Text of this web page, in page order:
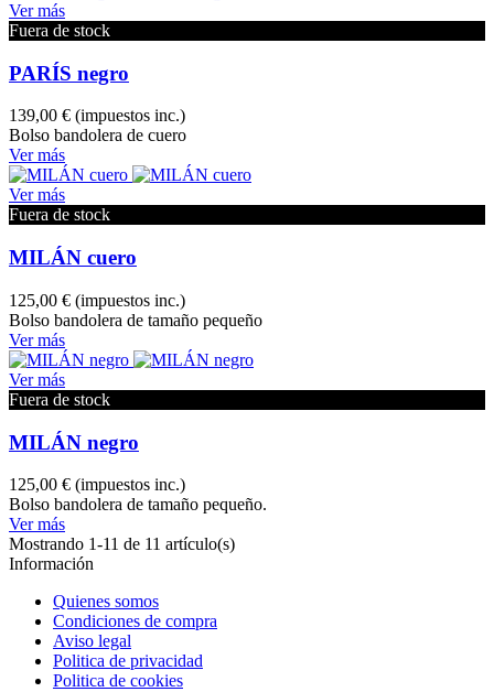
Ver más
Fuera de stock
PARÍS negro
139,00 € (impuestos inc.)
Bolso bandolera de cuero
Ver más
Ver más
Fuera de stock
MILÁN cuero
125,00 € (impuestos inc.)
Bolso bandolera de tamaño pequeño
Ver más
Ver más
Fuera de stock
MILÁN negro
125,00 € (impuestos inc.)
Bolso bandolera de tamaño pequeño.
Ver más
Mostrando 1-11 de 11 artículo(s)
Información
Quienes somos
Condiciones de compra
Aviso legal
Politica de privacidad
Politica de cookies